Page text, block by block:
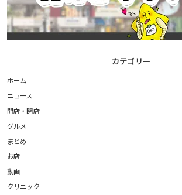
カテゴリー
ホーム
ニュース
開店・閉店
グルメ
まとめ
お店
動画
クリニック